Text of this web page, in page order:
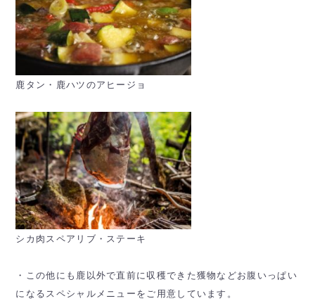
鹿タン・鹿ハツのアヒージョ
シカ肉スペアリブ・ステーキ
・この他にも鹿以外で直前に収穫できた獲物などお腹いっぱい
になるスペシャルメニューをご用意しています。